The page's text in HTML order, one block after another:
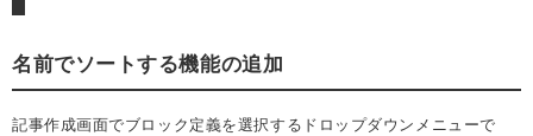
名前でソートする機能の追加
記事作成画面でブロック定義を選択するドロップダウンメニューで